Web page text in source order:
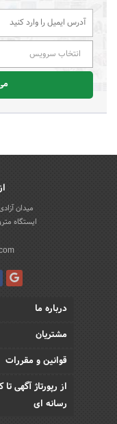
انتخاب سرویس
میدان
ایستگاه
درباره ما
مشتریان
قوانین و مقررات
از رپورتاژ آگهی
رسانه ای